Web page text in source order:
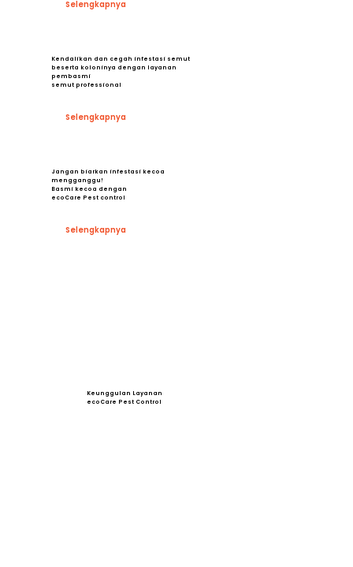
Keunggulan Layanan
ecoCare Pest Control
Selengkapnya
Kendalikan dan cegah infestasi semut
beserta koloninya dengan layanan
pembasmi
semut professional
Selengkapnya
Jangan biarkan infestasi kecoa
mengganggu!
Basmi kecoa dengan
ecoCare Pest control
Selengkapnya